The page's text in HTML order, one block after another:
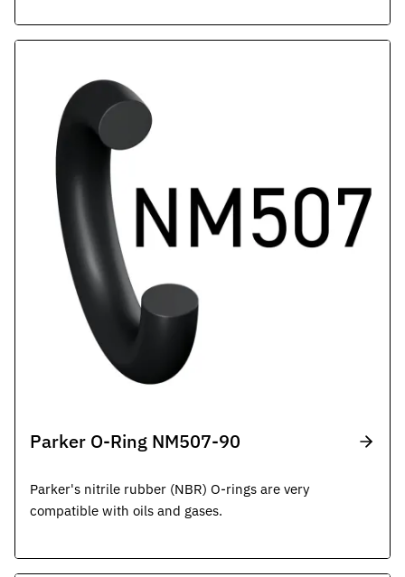
Parker O-Ring NM507-90
Parker's nitrile rubber (NBR) O-rings are very
compatible with oils and gases.